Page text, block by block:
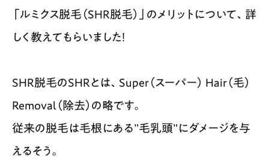
「ルミクス脱毛（SHR脱毛）」のメリットについて、詳
しく教えてもらいました！
SHR脱毛のSHRとは、Super（スーパー） Hair（毛）
Removal（除去）の略です。
従来の脱毛は毛根にある”毛乳頭”にダメージを与
えるそう。